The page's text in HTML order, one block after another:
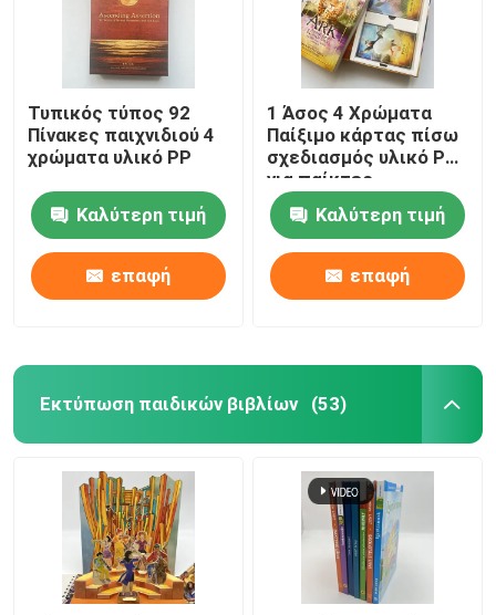
Τυπικός τύπος 92
Πίνακες παιχνιδιού 4
χρώματα υλικό PP
Καλύτερη τιμή
επαφή
1 Άσος 4 Χρώματα
Παίξιμο κάρτας πίσω
σχεδιασμός υλικό PP
για παίκτες
Καλύτερη τιμή
επαφή
Εκτύπωση παιδικών βιβλίων (53)